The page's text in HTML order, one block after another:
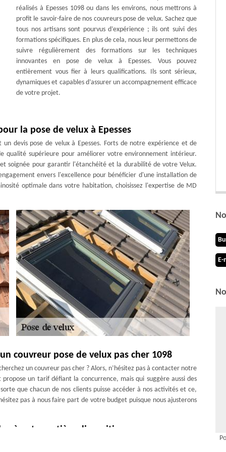
réalisés à Epesses 1098 ou dans les environs, nous mettrons à
profit le savoir-faire de nos couvreurs pose de velux. Sachez que
tous nos artisans sont pourvus d’expérience ; ils ont suivi des
formations spécifiques. En plus de cela, nous leur permettons de
suivre régulièrement des formations sur les techniques
innovantes en pose de velux à Epesses. Vous pouvez
entièrement vous fier à leurs qualifications. Ils sont sérieux,
dynamiques et capables d’assurer un accompagnement efficace
de votre projet.
la pose de velux à Epesses
devis pose de velux à Epesses. Forts de notre expérience et de
qualité supérieure pour améliorer votre environnement intérieur.
soignée pour garantir l'étanchéité et la durabilité de votre Velux.
envers l'excellence pour bénéficier d'une installation de
optimale dans votre habitation, choisissez l'expertise de MD
couvreur pose de velux pas cher 1098
un couvreur pas cher ? Alors, n’hésitez pas à contacter notre
un tarif défiant la concurrence, mais qui suggère aussi des
que chacun de nos clients puisse accéder à nos activités et ce,
pas à nous faire part de votre budget puisque nous ajusterons
à votre entière disposition
E-